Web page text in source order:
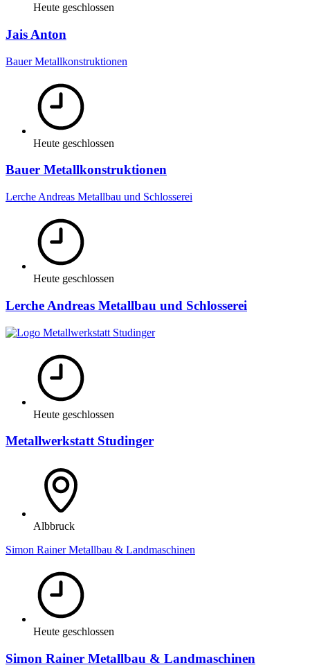
Heute geschlossen
Jais Anton
Bauer Metallkonstruktionen
Heute geschlossen
Bauer Metallkonstruktionen
Lerche Andreas Metallbau und Schlosserei
Heute geschlossen
Lerche Andreas Metallbau und Schlosserei
Heute geschlossen
Metallwerkstatt Studinger
Albbruck
Simon Rainer Metallbau & Landmaschinen
Heute geschlossen
Simon Rainer Metallbau & Landmaschinen